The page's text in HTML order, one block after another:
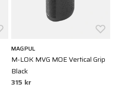
MAGPUL
M-LOK MVG MOE Vertical Grip
Black
315 kr